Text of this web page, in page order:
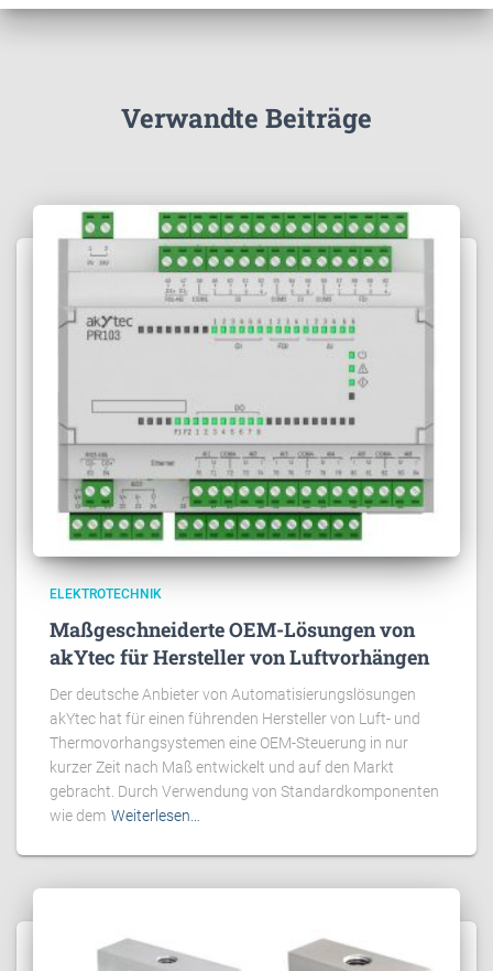
Verwandte Beiträge
ELEKTROTECHNIK
Maßgeschneiderte OEM-Lösungen von
akYtec für Hersteller von Luftvorhängen
Der deutsche Anbieter von Automatisierungslösungen
akYtec hat für einen führenden Hersteller von Luft- und
Thermovorhangsystemen eine OEM-Steuerung in nur
kurzer Zeit nach Maß entwickelt und auf den Markt
gebracht. Durch Verwendung von Standardkomponenten
wie dem Weiterlesen…